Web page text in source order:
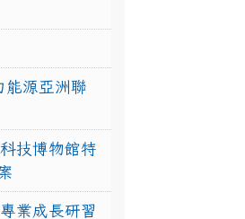
能源亞洲聯
技博物館特
業成長研習